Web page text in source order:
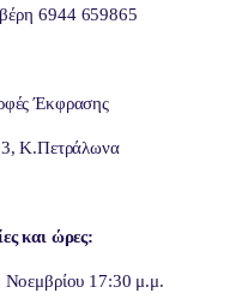
6944 659865
Έκφρασης
Κ.Πετράλωνα
και ώρες:
17:30 μ.μ.